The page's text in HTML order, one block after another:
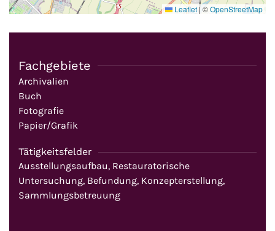
Leaflet | ©OpenStreetMap
Fachgebiete
Archivalien
Buch
Fotografie
Papier/Grafik
Tätigkeitsfelder
Ausstellungsaufbau, Restauratorische
Untersuchung, Befundung, Konzepterstellung,
Sammlungsbetreuung